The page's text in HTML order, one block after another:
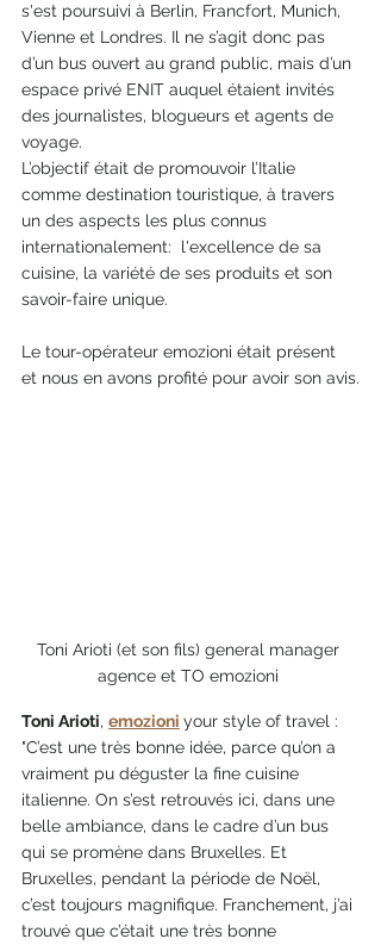
s'est poursuivi à Berlin, Francfort, Munich,
Vienne et Londres. Il ne s’agit donc pas
d’un bus ouvert au grand public, mais d’un
espace privé ENIT auquel étaient invités
des journalistes, blogueurs et agents de
voyage.
L’objectif était de promouvoir l’Italie
comme destination touristique, à travers
un des aspects les plus connus
internationalement:  l'excellence de sa
cuisine, la variété de ses produits et son
savoir-faire unique.
Le tour-opérateur emozioni était présent
et nous en avons profité pour avoir son avis.
Toni Arioti (et son fils) general manager
agence et TO emozioni
Toni Arioti, emozioni your style of travel :
"C’est une très bonne idée, parce qu’on a
vraiment pu déguster la fine cuisine
italienne. On s’est retrouvés ici, dans une
belle ambiance, dans le cadre d’un bus
qui se promène dans Bruxelles. Et
Bruxelles, pendant la période de Noël,
c’est toujours magnifique. Franchement, j’ai
trouvé que c’était une très bonne